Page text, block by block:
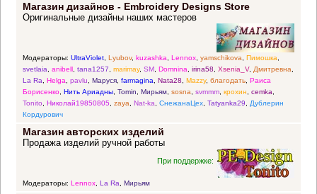
прекрасных идей
Магазин дизайнов - Embroidery Designs Store
Оригинальные дизайны наших мастеров
Модераторы: UltraViolet, Lyubov, kuzashka, Lennox, yamschikova, Пимошка,
svetlaia, anibell, tana1257, marimay, SM, Domnina, irina58, Xsenia_V, Дмитревна,
La Ra, Helga, pavlu, Маруся, farmagina, Nata28, Mazzy, благодать, Раиса
Борисенко, Нить Ариадны, Tomin, Мирьям, sosna, svmmm, крохин, cemka,
Tonito, Николай19850805, zaya, Nat-ka, СнежанаЦех, Tatyanka29, Дублерин
Кордурович
Магазин авторских изделий
Продажа изделий ручной работы
При поддержке:
Модераторы: Lennox, La Ra, Мирьям